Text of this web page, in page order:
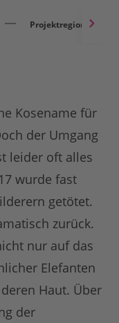
Projektregionen
Kosename für
der Umgang
leider oft alles
wurde fast
getötet.
zurück.
nur auf das
Elefanten
Haut. Über
der